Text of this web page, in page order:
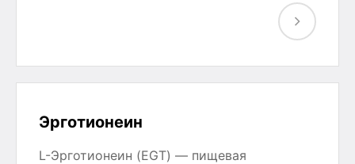
Эрготионеин
L-Эрготионеин (EGT) — пищевая